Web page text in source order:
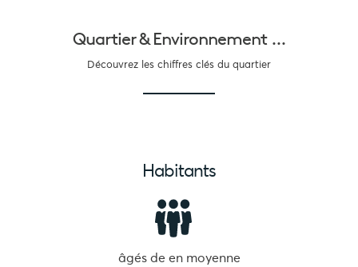
Quartier &Environnement ...
Découvrez les chiffres clés du quartier
Habitants
âgés de en moyenne